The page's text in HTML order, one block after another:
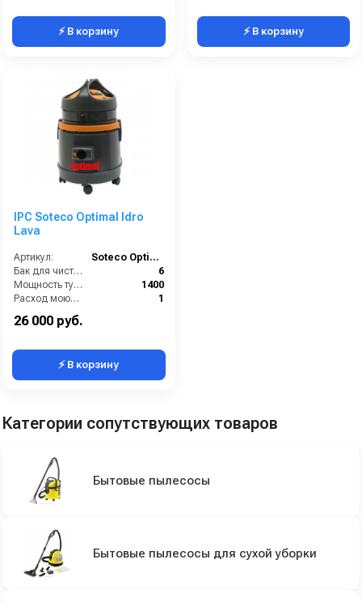
⚡ В корзину ⚡ В корзину
IPC Soteco Optimal Idro
Lava
Артикул:
Soteco Optimal Idro Lava
Бак для чистой воды (л):
6
Мощность турбины (Вт):
1400
Расход моющего раствора (л/мин):
1
Разряжение (мБар):
26 000 руб.
⚡ В корзину
Категории сопутствующих товаров
Бытовые пылесосы
Бытовые пылесосы для сухой уборки